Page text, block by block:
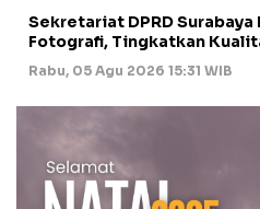
Sekretariat DPRD
Fotografi, Tingkatkan
Rabu, 05 Agu 2026 15:31 WIB